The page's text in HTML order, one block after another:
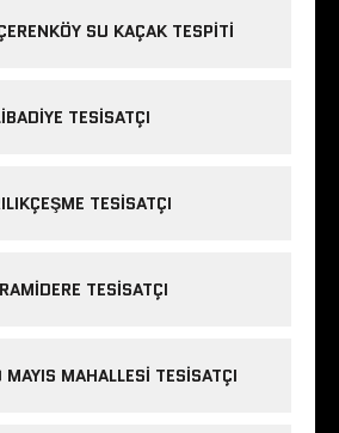
SU KAÇAK TESPITI
TESISATÇI
TESISATÇI
TESISATÇI
MAHALLESI TESISATÇI